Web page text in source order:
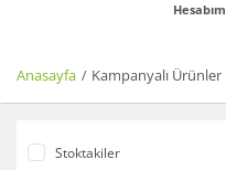
Hesabım
Anasayfa Kampanyalı Ürünler
Stoktakiler